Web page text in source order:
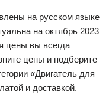
на русском языке
на октябрь 2023
цены вы всегда
цены и подберите
«Двигатель для
и доставкой.